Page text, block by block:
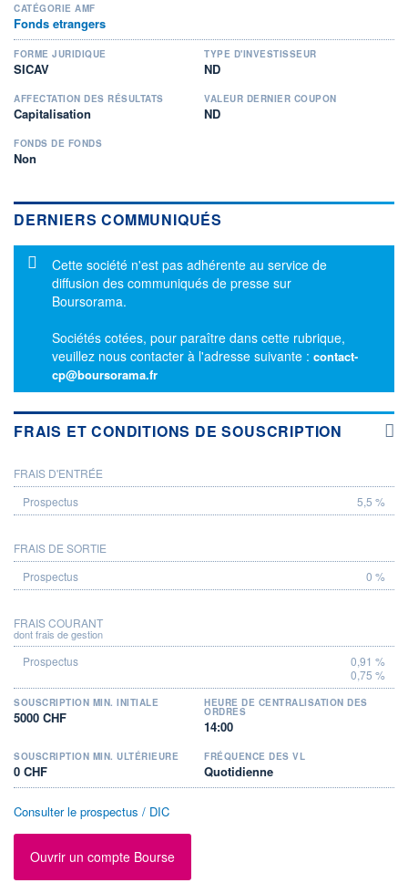
CATÉGORIE AMF
Fonds etrangers
FORME JURIDIQUE
SICAV
TYPE D'INVESTISSEUR
ND
AFFECTATION DES RÉSULTATS
Capitalisation
VALEUR DERNIER COUPON
ND
FONDS DE FONDS
Non
DERNIERS COMMUNIQUÉS
Message d'information
Cette société n'est pas adhérente au service de
diffusion des communiqués de presse sur
Boursorama.
Sociétés cotées, pour paraître dans cette rubrique,
veuillez nous contacter à l'adresse suivante : contact-
cp@boursorama.fr
FRAIS ET CONDITIONS DE SOUSCRIPTION
PROSPECTUS
FRAIS D'ENTRÉE
5,5 %
FRAIS DE SORTIE
0 %
FRAIS COURANT
dont frais de gestion
0,91 %
0,75 %
SOUSCRIPTION MIN. INITIALE
5000 CHF
HEURE DE CENTRALISATION DES
ORDRES
14:00
SOUSCRIPTION MIN. ULTÉRIEURE
0 CHF
FRÉQUENCE DES VL
Quotidienne
Consulter le prospectus / DIC
Ouvrir un compte Bourse